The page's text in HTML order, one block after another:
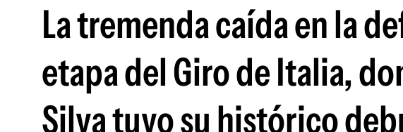
La tremenda caída en la
etapa del Giro de Italia,
Silva tuvo su histórico